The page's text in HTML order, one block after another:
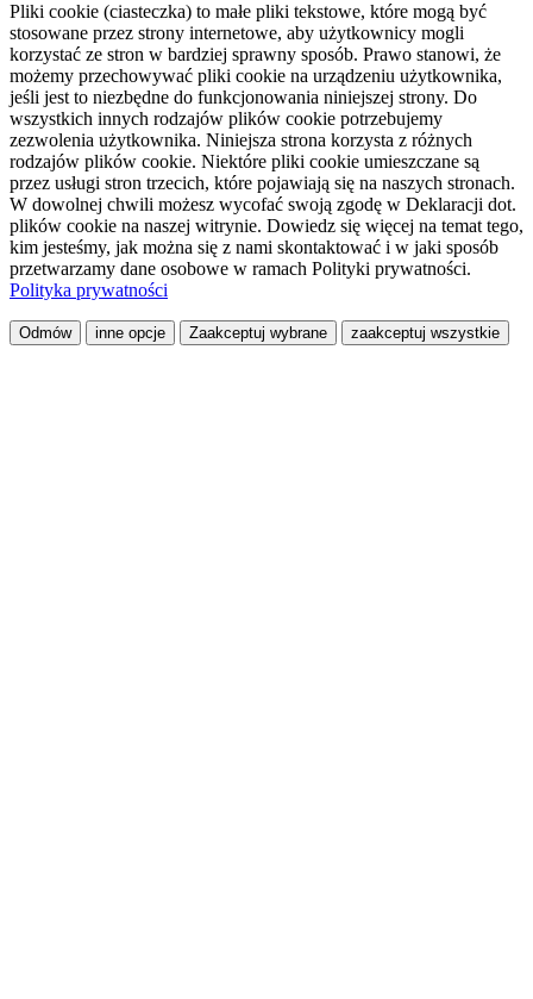
Pliki cookie (ciasteczka) to małe pliki tekstowe, które mogą być
stosowane przez strony internetowe, aby użytkownicy mogli
korzystać ze stron w bardziej sprawny sposób. Prawo stanowi, że
możemy przechowywać pliki cookie na urządzeniu użytkownika,
jeśli jest to niezbędne do funkcjonowania niniejszej strony. Do
wszystkich innych rodzajów plików cookie potrzebujemy
zezwolenia użytkownika. Niniejsza strona korzysta z różnych
rodzajów plików cookie. Niektóre pliki cookie umieszczane są
przez usługi stron trzecich, które pojawiają się na naszych stronach.
W dowolnej chwili możesz wycofać swoją zgodę w Deklaracji dot.
plików cookie na naszej witrynie. Dowiedz się więcej na temat tego,
kim jesteśmy, jak można się z nami skontaktować i w jaki sposób
przetwarzamy dane osobowe w ramach Polityki prywatności.
Polityka prywatności
Odmów inne opcje Zaakceptuj wybrane zaakceptuj wszystkie